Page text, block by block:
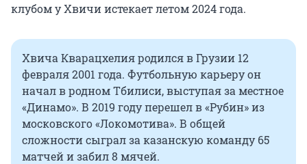
клубом у Хвичи истекает летом 2024 года.
Хвича Кварацхелия родился в Грузии 12
февраля 2001 года. Футбольную карьеру он
начал в родном Тбилиси, выступая за местное
«Динамо». В 2019 году перешел в «Рубин» из
московского «Локомотива». В общей
сложности сыграл за казанскую команду 65
матчей и забил 8 мячей.